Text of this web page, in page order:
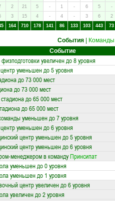
2 21 5 - 1 - 6 5 -
3 15 4 - 4 - 3 6 2
164 710 178 141 86 133 103 443 73
События Команды
Событие
увеличен до 8 уровня
уменьшен до 5 уровня
до 73 000 мест
до 73 000 мест
до 65 000 мест
до 65 000 мест
уменьшен до 7 уровня
уменьшен до 6 уровня
центр уменьшен до 5 уровня
центр уменьшен до 6 уровня
менеджером в командуПринсипат
уменьшен до 0 уровня
уменьшен до 1 уровня
центр увеличен до 6 уровня
увеличен до 2 уровня